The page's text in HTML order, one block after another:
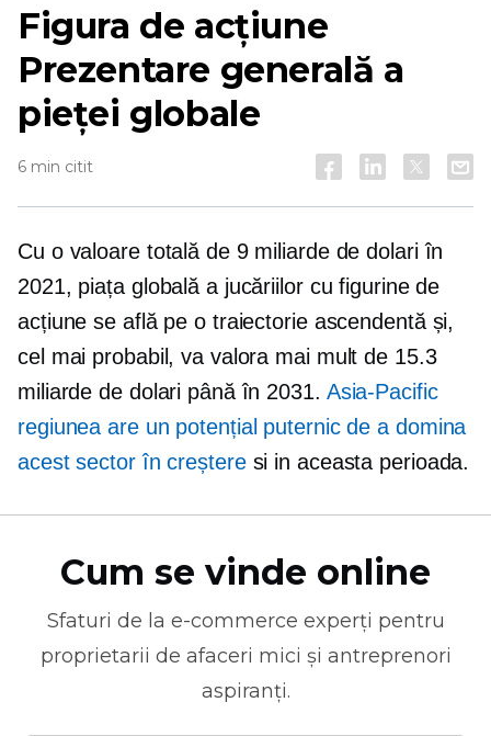
Figura de acțiune
Prezentare generală a
pieței globale
6 min citit
Cu o valoare totală de 9 miliarde de dolari în
2021, piața globală a jucăriilor cu figurine de
acțiune se află pe o traiectorie ascendentă și,
cel mai probabil, va valora mai mult de 15.3
miliarde de dolari până în 2031. Asia-Pacific
regiunea are un potențial puternic de a domina
acest sector în creșteresi in aceasta perioada.
Cum se vinde online
Sfaturi de la e-commerce experți pentru
proprietarii de afaceri mici și antreprenori
aspiranți.